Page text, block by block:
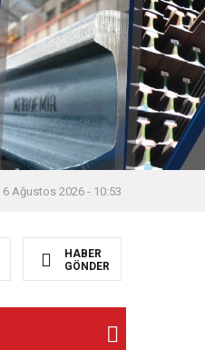
6 Ağustos 2026 - 10:53
HABER
GÖNDER